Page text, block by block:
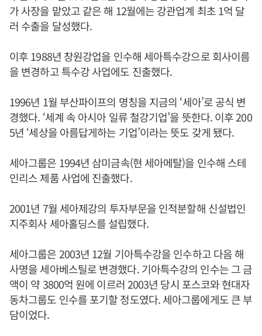
가 사장을 맡았고 같은 해 12월에는 강관업계 최초 1억 달
러 수출을 달성했다.
이후 1988년 창원강업을 인수해 세아특수강으로 회사이름
을 변경하고 특수강 사업에도 진출했다.
1996년 1월 부산파이프의 명칭을 지금의 ‘세아’로 공식 변
경했다. ‘세계 속 아시아 일류 철강기업’을 뜻한다. 이후 200
5년 ‘세상을 아름답게하는 기업’이라는 뜻도 갖게 됐다.
세아그룹은 1994년 삼미금속(현 세아메탈)을 인수해 스테
인리스 제품 사업에 진출했다.
2001년 7월 세아제강의 투자부문을 인적분할해 신설법인
지주회사 세아홀딩스를 설립했다.
세아그룹은 2003년 12월 기아특수강을 인수하고 다음 해
사명을 세아베스틸로 변경했다. 기아특수강의 인수는 그 금
액이 약 3800억 원에 이르러 2003년 당시 포스코와 현대자
동차그룹도 인수를 포기할 정도였다. 세아그룹에게도 큰 부
담이었다.